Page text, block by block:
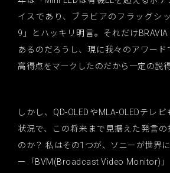
イスであり、ブラビアのフラッグシ
9」とハッキリ明言。それだけ
あるのだろうし、現に我々のアワード
高得点をマークしたのだから一定の説
しかし、QD-OLEDやMLA-OLEDテレ
状況で、この将来まで見据えた発言
のか？ 私はその1つが、ソニーが世界
ー「BVM(Broadcast Video Monitor)」